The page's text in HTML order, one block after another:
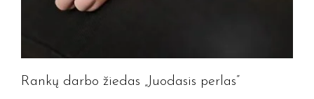
Rankų darbo žiedas „Juodasis perlas”